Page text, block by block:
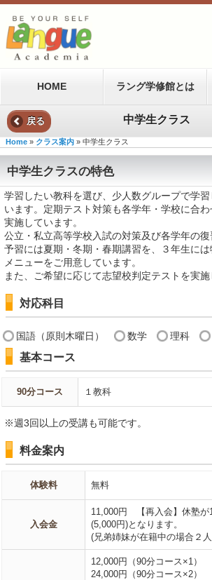
HOME ラング学修館とは
戻る 中学生クラス
Home » クラス案内 » 中学生クラス
中学生クラスの特色
学習したい教科を選び、少人数グループで学習
います。定期テスト対策も各学年・学校に合わ
実施しています。
公立・私立高等学校入試の対策及び各学年の復
予習には夏期・冬期・春期講習を、３年生には
メニューをご用意しています。
また、ご希望に応じて志望校判定テストを実施
対応科目
国語（原則木曜日） 数学 理科
基本コース
90分コース １教科
※週3回以上の受講も可能です。
料金案内
体験料 無料
入会金
11,000円 【再入会】休塾が
(5,000円)となります。
(兄弟姉妹が在籍中の場合２
12,000円（90分コース×1）
24,000円（90分コース×2）